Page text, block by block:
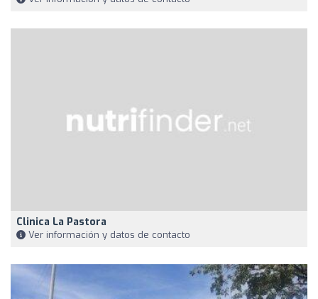
Clinica La Pastora
Ver información y datos de contacto